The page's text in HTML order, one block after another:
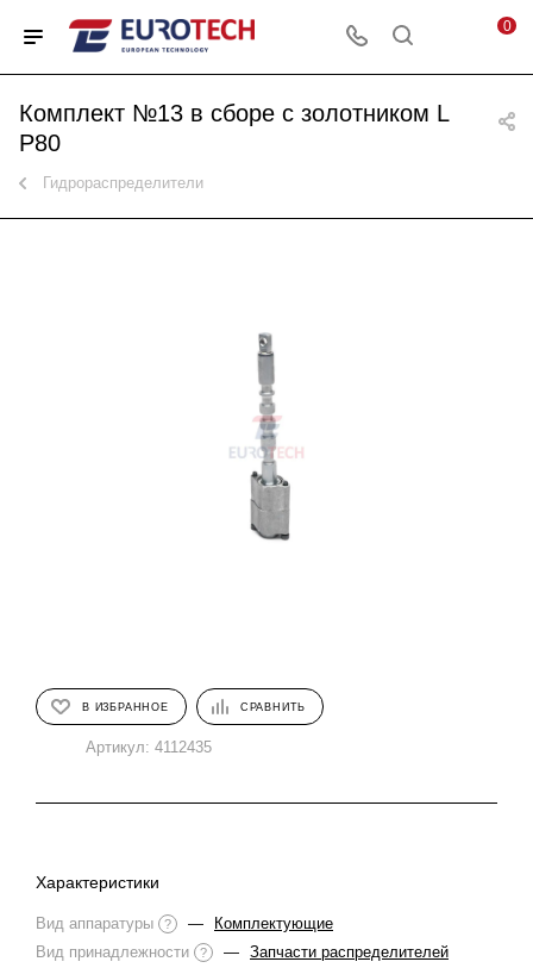
0
Комплект №13 в сборе с золотником L
P80
Гидрораспределители
В ИЗБРАННОЕ СРАВНИТЬ
Артикул: 4112435
Характеристики
Вид аппаратуры ? —
Комплектующие
Вид принадлежности
? — Запчасти распределителей